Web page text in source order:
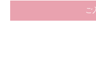
ご